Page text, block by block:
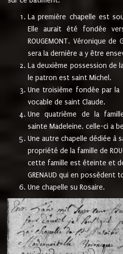
La première chapelle est
Elle aurait été fondée
ROUGEMONT. Véronique de
sera la dernière a y être
La deuxième possession de
le patron est saint Michel.
Une troisième fondée par la
vocable de saint Claude.
Une quatrième de la
sainte Madeleine. celle-ci a
Une autre chapelle dédiée à
propriété de la famille de
cette famille est éteinte et
GRENAUD qui en possèdent
Une chapelle su Rosaire.